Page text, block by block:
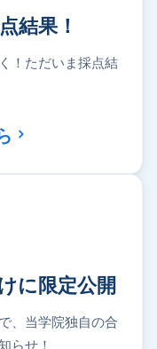
結果！
！ただいま採点結
に限定公開
、当学院独自の合
らせ！